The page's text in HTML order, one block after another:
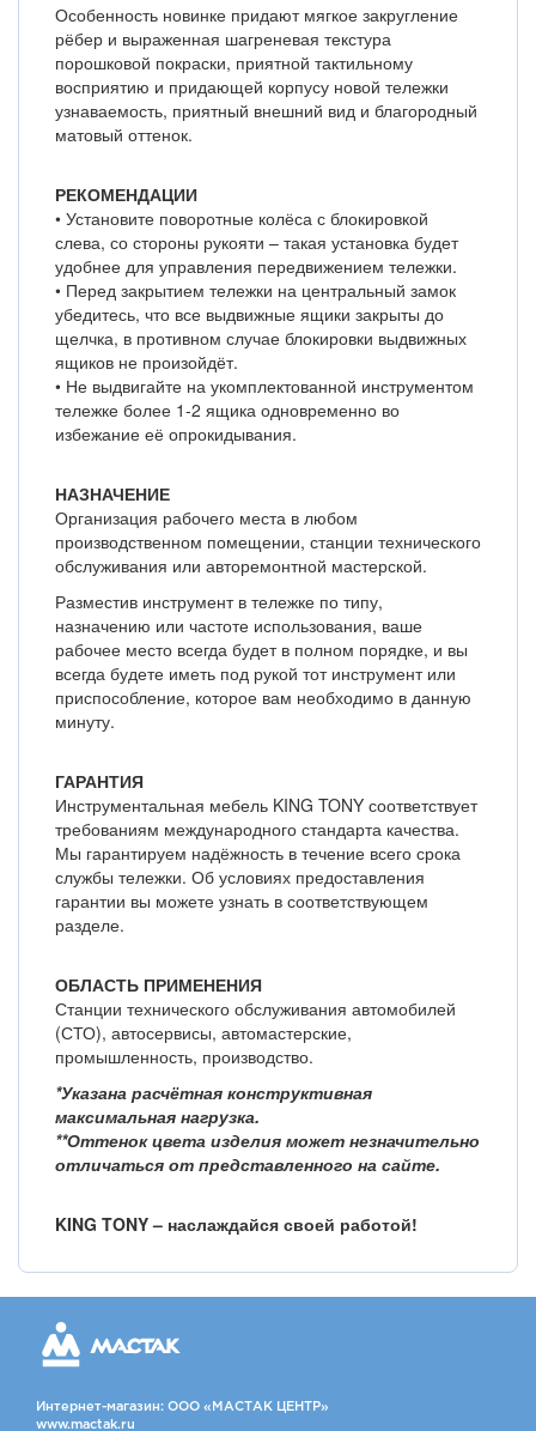
Особенность новинке придают мягкое закругление
рёбер и выраженная шагреневая текстура
порошковой покраски, приятной тактильному
восприятию и придающей корпусу новой тележки
узнаваемость, приятный внешний вид и благородный
матовый оттенок.
РЕКОМЕНДАЦИИ
• Установите поворотные колёса с блокировкой
слева, со стороны рукояти – такая установка будет
удобнее для управления передвижением тележки.
• Перед закрытием тележки на центральный замок
убедитесь, что все выдвижные ящики закрыты до
щелчка, в противном случае блокировки выдвижных
ящиков не произойдёт.
• Не выдвигайте на укомплектованной инструментом
тележке более 1-2 ящика одновременно во
избежание её опрокидывания.
НАЗНАЧЕНИЕ
Организация рабочего места в любом
производственном помещении, станции технического
обслуживания или авторемонтной мастерской.
Разместив инструмент в тележке по типу,
назначению или частоте использования, ваше
рабочее место всегда будет в полном порядке, и вы
всегда будете иметь под рукой тот инструмент или
приспособление, которое вам необходимо в данную
минуту.
ГАРАНТИЯ
Инструментальная мебель KING TONY соответствует
требованиям международного стандарта качества.
Мы гарантируем надёжность в течение всего срока
службы тележки. Об условиях предоставления
гарантии вы можете узнать в соответствующем
разделе.
ОБЛАСТЬ ПРИМЕНЕНИЯ
Станции технического обслуживания автомобилей
(СТО), автосервисы, автомастерские,
промышленность, производство.
*Указана расчётная конструктивная
максимальная нагрузка.
**Оттенок цвета изделия может незначительно
отличаться от представленного на сайте.
KING TONY – наслаждайся своей работой!
Интернет-магазин: ООО «МАСТАК ЦЕНТР»
www.mactak.ru